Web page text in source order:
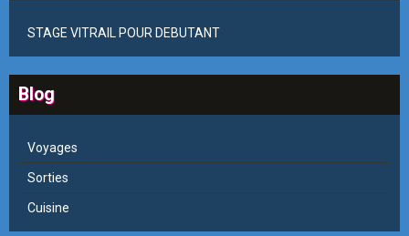
STAGE VITRAIL POUR DEBUTANT
Blog
Voyages
Sorties
Cuisine